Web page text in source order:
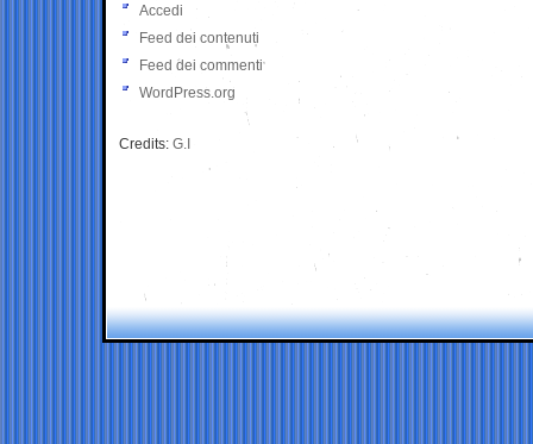
Accedi
Feed dei contenuti
Feed dei commenti
WordPress.org
Credits: G.I